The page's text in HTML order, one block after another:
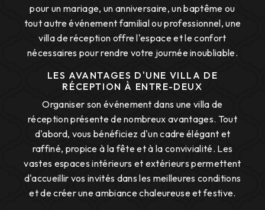
pour un mariage, un anniversaire, un baptême ou
tout autre événement familial ou professionnel, une
villa de réception offre l'espace et le confort
nécessaires pour rendre votre journée inoubliable.
LES AVANTAGES D'UNE VILLA DE
RÉCEPTION À ENTRE-DEUX
Organiser son événement dans une villa de
réception présente de nombreux avantages. Tout
d'abord, vous bénéficiez d'un cadre élégant et
raffiné, propice à la fête et à la convivialité. Les
vastes espaces intérieurs et extérieurs permettent
d'accueillir vos invités dans les meilleures conditions
et de créer une ambiance chaleureuse et festive.